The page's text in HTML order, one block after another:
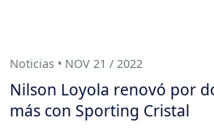
Noticias • NOV 21 / 2022
Nilson Loyola renovó por
más con Sporting Cristal